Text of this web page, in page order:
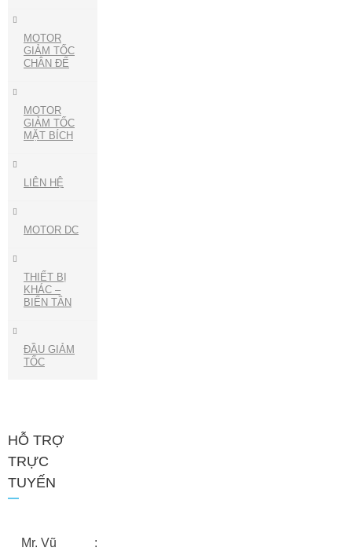
MOTOR
GIẢM TỐC
CHÂN ĐẾ
MOTOR
GIẢM TỐC
MẶT BÍCH
LIÊN HỆ
MOTOR DC
THIẾT BỊ
KHÁC –
BIẾN TẦN
ĐẦU GIẢM
TỐC
HỖ TRỢ
TRỰC
TUYẾN
Mr. Vũ :